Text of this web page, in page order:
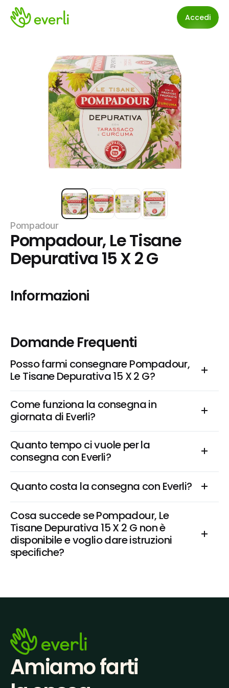
Accedi
Pompadour
Pompadour, Le Tisane
Depurativa 15 X 2 G
Informazioni
Domande Frequenti
Posso farmi consegnare Pompadour,
Le Tisane Depurativa 15 X 2 G?
Come funziona la consegna in
giornata di Everli?
Quanto tempo ci vuole per la
consegna con Everli?
Quanto costa la consegna con Everli?
Cosa succede se Pompadour, Le
Tisane Depurativa 15 X 2 G non è
disponibile e voglio dare istruzioni
specifiche?
Amiamo farti